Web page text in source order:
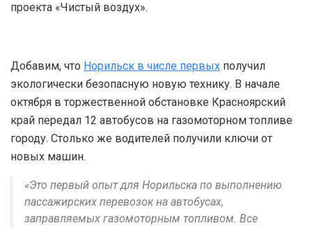
проекта «Чистый воздух».
Добавим, что Норильск в числе первых получил
экологически безопасную новую технику. В начале
октября в торжественной обстановке Красноярский
край передал 12 автобусов на газомоторном топливе
городу. Столько же водителей получили ключи от
новых машин.
«Это первый опыт для Норильска по выполнению
пассажирских перевозок на автобусах,
заправляемых газомоторным топливом. Все